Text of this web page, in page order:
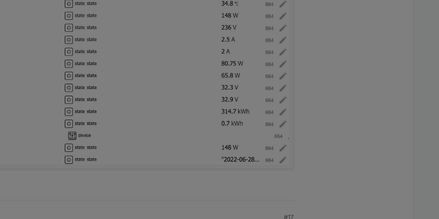
info	[updateDeviceData] DV1 Data: 32.00 Unit: V Name: DC Voltage PV1
info	[updateStationData] lastUpdateTime : Tue Jun 28 2022 13:01:07 GMT+0200 (Central European Summer
info	[updateStationData] generationPower : 216
info	Device ID: 123456
info	Device SN: 123456
info	Station ID: 123456
#17